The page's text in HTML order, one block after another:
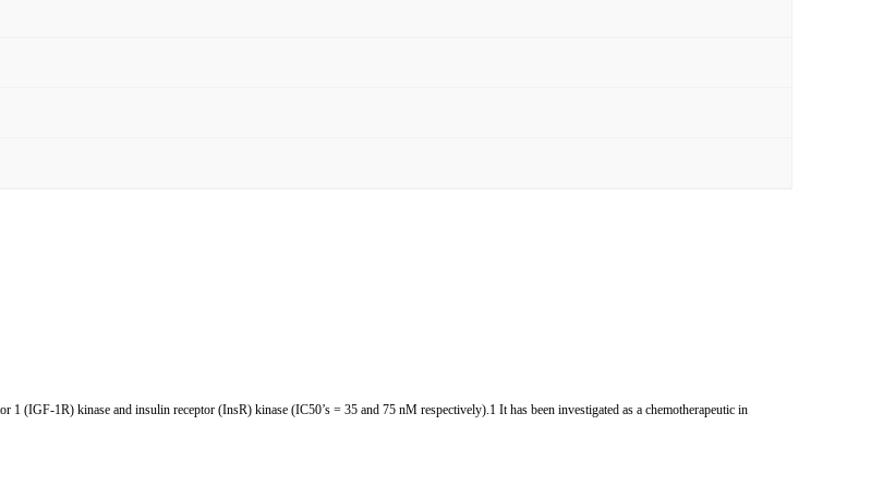
(IGF-1R) kinase and insulin receptor (InsR) kinase (IC50’s = 35 and 75 nM respectively).1 It has been investigated as a chemotherapeutic in